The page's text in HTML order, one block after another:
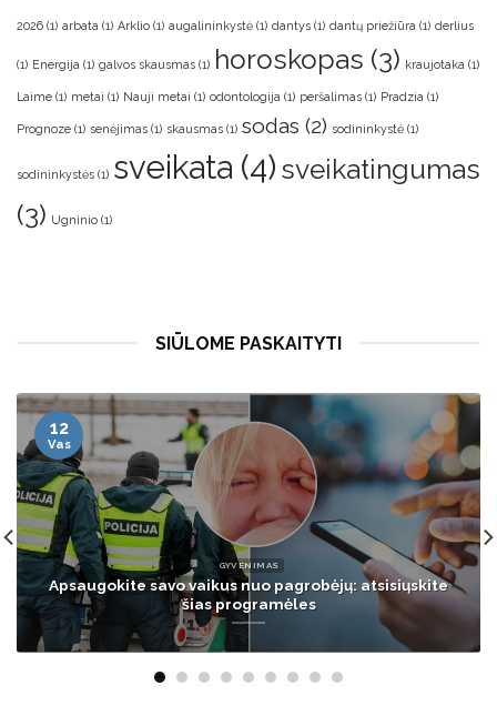
2026 (1) arbata (1) Arklio (1) augalininkystė (1) dantys (1) dantų priežiūra (1) derlius
(1) Energija (1) galvos skausmas (1) horoskopas (3) kraujotaka (1)
Laime (1) metai (1) Nauji metai (1) odontologija (1) peršalimas (1) Pradzia (1)
Prognoze (1) senėjimas (1) skausmas (1) sodas (2) sodininkystė (1)
sodininkystės (1) sveikata (4) sveikatingumas
(3) Ugninio (1)
SIŪLOME PASKAITYTI
VERSLAS
Naujovė savitarnos kasose: ribos prekių kiekį, kiek jose
galima pirkti
12
Vas